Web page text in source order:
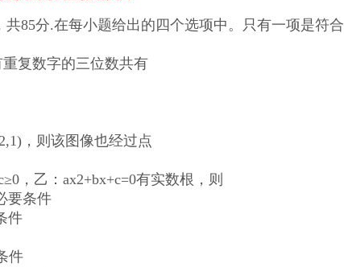
85分.在每小题给出的四个选项中。只有一项是符合
复数字的三位数共有
，则该图像也经过点
，乙：ax2+bx+c=0有实数根，则
要条件
件
件